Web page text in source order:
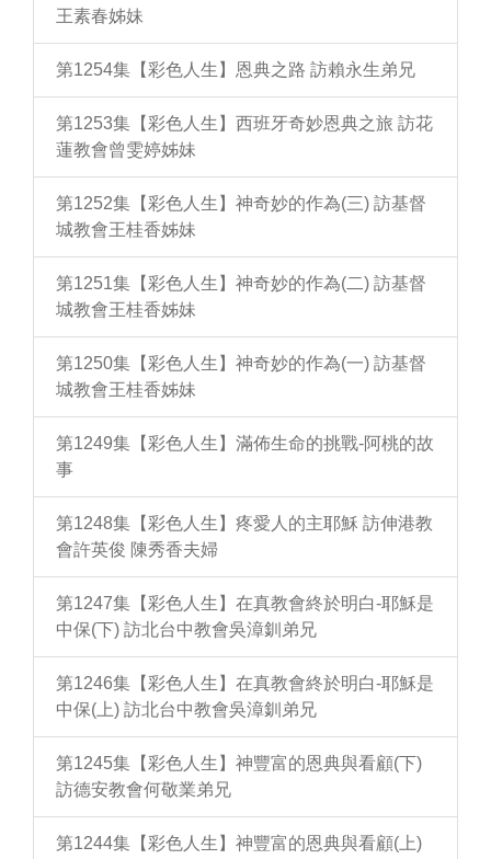
王素春姊妹
第1254集【彩色人生】恩典之路 訪賴永生弟兄
第1253集【彩色人生】西班牙奇妙恩典之旅 訪花
蓮教會曾雯婷姊妹
第1252集【彩色人生】神奇妙的作為(三) 訪基督
城教會王桂香姊妹
第1251集【彩色人生】神奇妙的作為(二) 訪基督
城教會王桂香姊妹
第1250集【彩色人生】神奇妙的作為(一) 訪基督
城教會王桂香姊妹
第1249集【彩色人生】滿佈生命的挑戰-阿桃的故
事
第1248集【彩色人生】疼愛人的主耶穌 訪伸港教
會許英俊 陳秀香夫婦
第1247集【彩色人生】在真教會終於明白-耶穌是
中保(下) 訪北台中教會吳漳釧弟兄
第1246集【彩色人生】在真教會終於明白-耶穌是
中保(上) 訪北台中教會吳漳釧弟兄
第1245集【彩色人生】神豐富的恩典與看顧(下)
訪德安教會何敬業弟兄
第1244集【彩色人生】神豐富的恩典與看顧(上)